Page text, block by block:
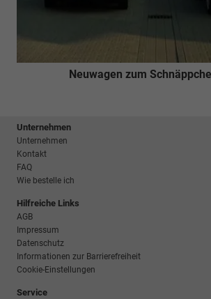
Neuwagen zum
Unternehmen
Unternehmen
Kontakt
FAQ
Wie bestelle ich
Hilfreiche Links
AGB
Impressum
Datenschutz
Informationen zur Barrierefreiheit
Cookie-Einstellungen
Service